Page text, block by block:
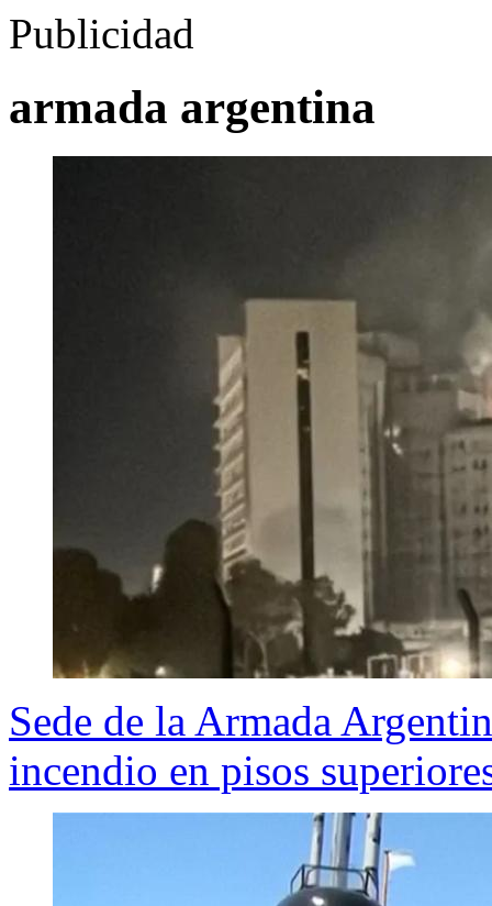
Publicidad
armada argentina
Sede de la Armada
incendio en pisos